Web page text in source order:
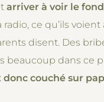
arriver à voir le
ce qu’ils voient
disent. Des
beaucoup dans ce
donc couché sur